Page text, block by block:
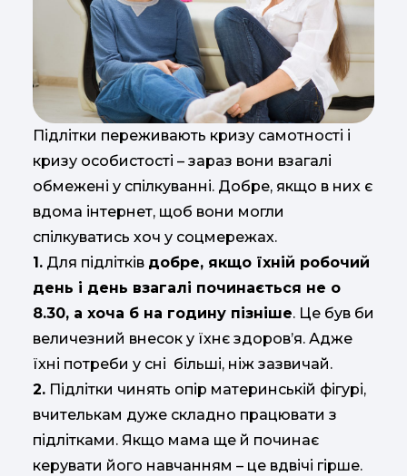
Підлітки переживають кризу самотності і
кризу особистості – зараз вони взагалі
обмежені у спілкуванні. Добре, якщо в них є
вдома інтернет, щоб вони могли
спілкуватись хоч у соцмережах.
1. Для підлітків добре, якщо їхній робочий
день і день взагалі починається не о
8.30, а хоча б на годину пізніше. Це був би
величезний внесок у їхнє здоров’я. Адже
їхні потреби у сні більші, ніж зазвичай.
2. Підлітки чинять опір материнській фігурі,
вчителькам дуже складно працювати з
підлітками. Якщо мама ще й починає
керувати його навчанням – це вдвічі гірше.